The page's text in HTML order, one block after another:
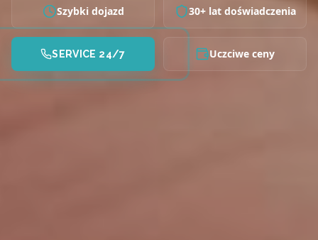
Szybki dojazd 30+ lat doświadczenia
SERVICE 24/7 Uczciwe ceny